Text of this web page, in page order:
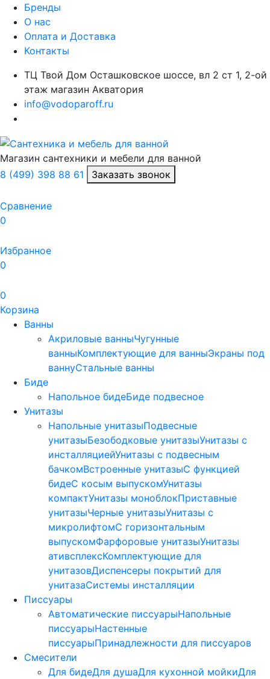
Бренды
О нас
Оплата и Доставка
Контакты
ТЦ Твой Дом Осташковское шоссе, вл 2 ст 1, 2-ой
этаж магазин Акватория
info@vodoparoff.ru
Магазин сантехники и мебели для ванной
8 (499) 398 88 61
Заказать звонок
Сравнение
0
Избранное
0
0
Корзина
Ванны
Акриловые ванныЧугунные
ванныКомплектующие для ванныЭкраны под
ваннуСтальные ванны
Биде
Напольное бидеБиде пoдвеснoе
Унитазы
Напольные унитазыПодвесные
унитазыБезободковые унитазыУнитазы с
инсталляциейУнитазы с подвесным
бачкомВстроенные унитазыС функцией
бидеС косым выпускомУнитазы
компактУнитазы моноблокПриставные
унитазыЧерные унитазыУнитазы с
микролифтомC горизонтальным
выпускомФарфоровые унитазыУнитазы
ативсплексКомплектующие для
унитазовДиспенсеры покрытий для
унитазаСистемы инсталляции
Писсуары
Автоматические писсуарыНапольные
писсуарыНастенные
писсуарыПринадлежности для писсуаров
Смесители
Для бидеДля душаДля кухонной мойкиДля